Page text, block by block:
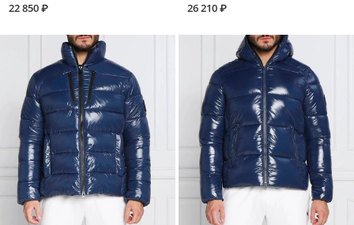
22 850 ₽
26 210 ₽